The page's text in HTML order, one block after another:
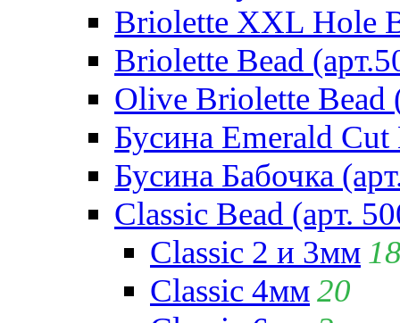
Briolette XXL Hole
Briolette Bead
Olive Briolette Bead
Бусина Emerald Cut
Бусина Бабочка
Classic Bead (арт.
Classic 2 и 3мм
Classic 4мм20